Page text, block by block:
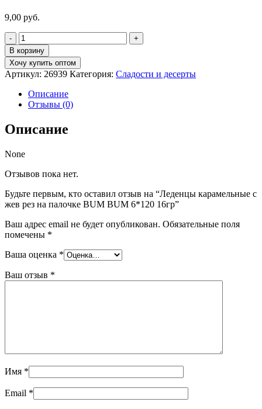
9,00 руб.
Количество
товара
Леденцы
карамельные
с
жев
рез
BUM
6*120
В корзину
Хочу купить оптом
Артикул: 26939 Категория: Сладости и десерты
Описание
Отзывы (0)
Описание
None
Отзывов пока нет.
Будьте первым, кто оставил отзыв на “Леденцы карамельные с
жев рез на палочке BUM BUM 6*120 16гр”
Ваш адрес email не будет опубликован. Обязательные поля
помечены *
Ваша оценка *
Ваш отзыв *
Имя *
Email *